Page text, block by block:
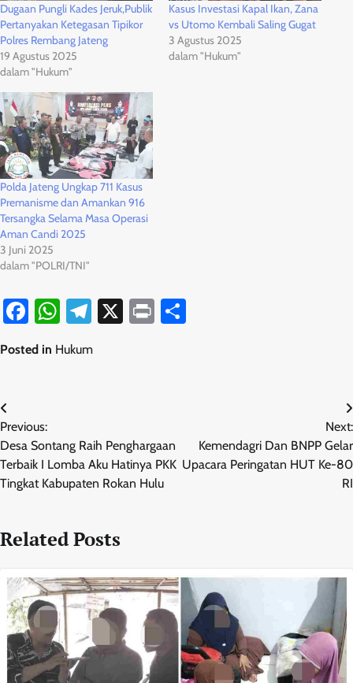
Dugaan Pungli Kades Jeruk,Publik
Pertanyakan Ketegasan Tipikor
Polres Rembang Jateng
19 Agustus 2025
dalam "Hukum"
Kasus Investasi Kapal Ikan, Zana
vs Utomo Kembali Saling Gugat
3 Agustus 2025
dalam "Hukum"
Polda Jateng Ungkap 711 Kasus
Premanisme dan Amankan 916
Tersangka Selama Masa Operasi
Aman Candi 2025
3 Juni 2025
dalam "POLRI/TNI"
Facebook
WhatsApp
Telegram
X Print
Posted in Hukum
Navigasi
pos
Previous:
Desa Sontang Raih Penghargaan
Terbaik I Lomba Aku Hatinya PKK
Tingkat Kabupaten Rokan Hulu
Next:
Kemendagri Dan BNPP Gelar
Upacara Peringatan HUT Ke-80
RI
Related Posts